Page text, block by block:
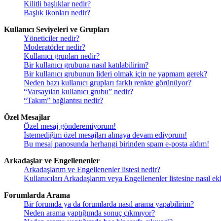
Kilitli başlıklar nedir?
Başlık ikonları nedir?
Kullanıcı Seviyeleri ve Grupları
Yöneticiler nedir?
Moderatörler nedir?
Kullanıcı grupları nedir?
Bir kullanıcı grubuna nasıl katılabilirim?
Bir kullanıcı grubunun lideri olmak için ne yapmam gerek?
Neden bazı kullanıcı grupları farklı renkte görünüyor?
“Varsayılan kullanıcı grubu” nedir?
“Takım” bağlantısı nedir?
Özel Mesajlar
Özel mesaj gönderemiyorum!
İstemediğim özel mesajları almaya devam ediyorum!
Bu mesaj panosunda herhangi birinden spam e-posta aldım!
Arkadaşlar ve Engellenenler
Arkadaşlarım ve Engellenenler listesi nedir?
Kullanıcıları Arkadaşlarım veya Engellenenler listesine nasıl
Forumlarda Arama
Bir forumda ya da forumlarda nasıl arama yapabilirim?
Neden arama yaptığımda sonuç çıkmıyor?